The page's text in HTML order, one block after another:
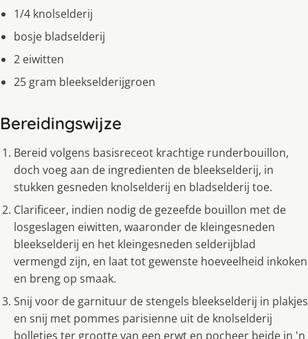
1/4 knolselderij
bosje bladselderij
2 eiwitten
25 gram bleekselderijgroen
Bereidingswijze
Bereid volgens basisreceot krachtige runderbouillon,
doch voeg aan de ingredienten de bleekselderij, in
stukken gesneden knolselderij en bladselderij toe.
Clarificeer, indien nodig de gezeefde bouillon met de
losgeslagen eiwitten, waaronder de kleingesneden
bleekselderij en het kleingesneden selderijblad
vermengd zijn, en laat tot gewenste hoeveelheid inkoken
en breng op smaak.
Snij voor de garnituur de stengels bleekselderij in plakjes
en snij met pommes parisienne uit de knolselderij
bolletjes ter grootte van een erwt en pocheer beide in 'n